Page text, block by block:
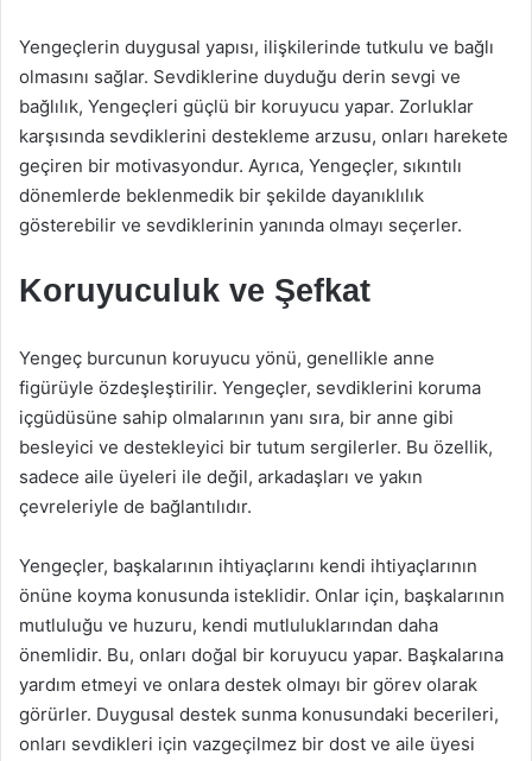
Yengeçlerin duygusal yapısı, ilişkilerinde tutkulu ve bağlı
olmasını sağlar. Sevdiklerine duyduğu derin sevgi ve
bağlılık, Yengeçleri güçlü bir koruyucu yapar. Zorluklar
karşısında sevdiklerini destekleme arzusu, onları harekete
geçiren bir motivasyondur. Ayrıca, Yengeçler, sıkıntılı
dönemlerde beklenmedik bir şekilde dayanıklılık
gösterebilir ve sevdiklerinin yanında olmayı seçerler.
Koruyuculuk ve Şefkat
Yengeç burcunun koruyucu yönü, genellikle anne
figürüyle özdeşleştirilir. Yengeçler, sevdiklerini koruma
içgüdüsüne sahip olmalarının yanı sıra, bir anne gibi
besleyici ve destekleyici bir tutum sergilerler. Bu özellik,
sadece aile üyeleri ile değil, arkadaşları ve yakın
çevreleriyle de bağlantılıdır.
Yengeçler, başkalarının ihtiyaçlarını kendi ihtiyaçlarının
önüne koyma konusunda isteklidir. Onlar için, başkalarının
mutluluğu ve huzuru, kendi mutluluklarından daha
önemlidir. Bu, onları doğal bir koruyucu yapar. Başkalarına
yardım etmeyi ve onlara destek olmayı bir görev olarak
görürler. Duygusal destek sunma konusundaki becerileri,
onları sevdikleri için vazgeçilmez bir dost ve aile üyesi